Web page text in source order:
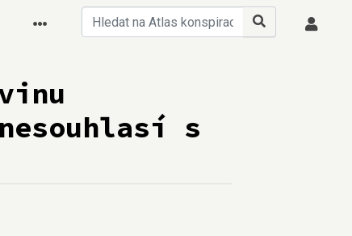
s